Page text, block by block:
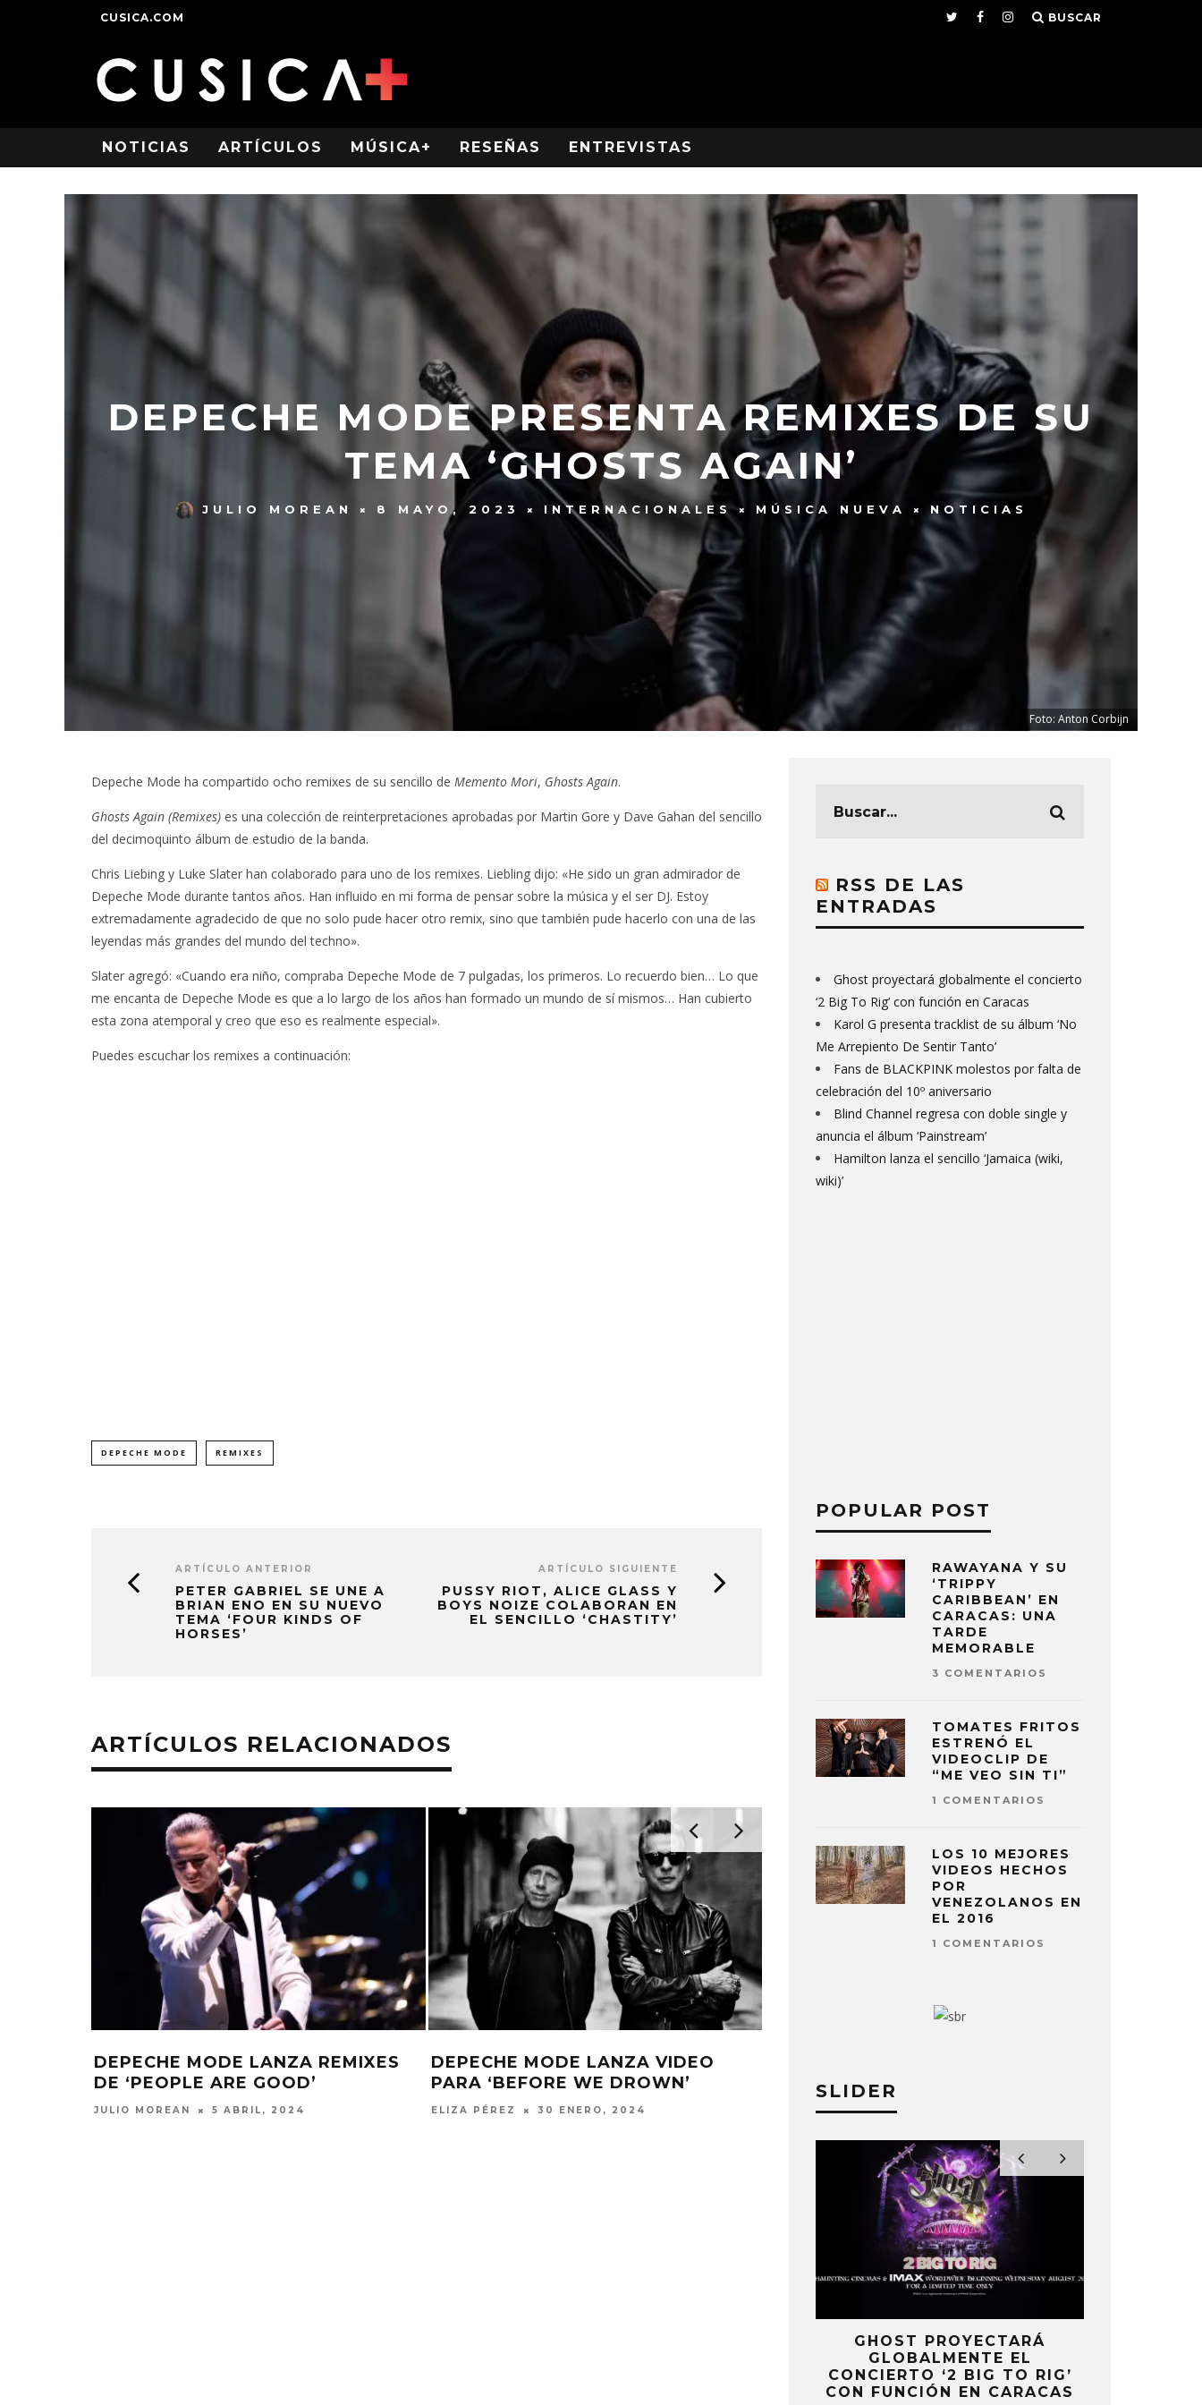
CUSICA.COM BUSCAR
NOTICIAS ARTÍCULOS MÚSICA+ RESEÑAS ENTREVISTAS
DEPECHE MODE PRESENTA REMIXES DE SU
TEMA ‘GHOSTS AGAIN’
JULIO MOREAN 8 MAYO, 2023 INTERNACIONALES MÚSICA NUEVA NOTICIAS
Foto: Anton Corbijn
Depeche Mode ha compartido ocho remixes de su sencillo de Memento Mori, Ghosts Again.
Ghosts Again (Remixes) es una colección de reinterpretaciones aprobadas por Martin Gore y Dave Gahan del sencillo
del decimoquinto álbum de estudio de la banda.
Chris Liebing y Luke Slater han colaborado para uno de los remixes. Liebling dijo: «He sido un gran admirador de
Depeche Mode durante tantos años. Han influido en mi forma de pensar sobre la música y el ser DJ. Estoy
extremadamente agradecido de que no solo pude hacer otro remix, sino que también pude hacerlo con una de las
leyendas más grandes del mundo del techno».
Slater agregó: «Cuando era niño, compraba Depeche Mode de 7 pulgadas, los primeros. Lo recuerdo bien… Lo que
me encanta de Depeche Mode es que a lo largo de los años han formado un mundo de sí mismos… Han cubierto
esta zona atemporal y creo que eso es realmente especial».
Puedes escuchar los remixes a continuación:
DEPECHE MODE REMIXES
ARTÍCULO ANTERIOR
PETER GABRIEL SE UNE A
BRIAN ENO EN SU NUEVO
TEMA ‘FOUR KINDS OF
HORSES’
ARTÍCULO SIGUIENTE
PUSSY RIOT, ALICE GLASS Y
BOYS NOIZE COLABORAN EN
EL SENCILLO ‘CHASTITY’
ARTÍCULOS RELACIONADOS
DEPECHE MODE LANZA REMIXES
DE ‘PEOPLE ARE GOOD’
JULIO MOREAN 5 ABRIL, 2024
DEPECHE MODE LANZA VIDEO
PARA ‘BEFORE WE DROWN’
ELIZA PÉREZ 30 ENERO, 2024
‘WAGGING TONGUE’ DE DEPECHE
MODE
RSS DE LAS
ENTRADAS
Ghost proyectará globalmente el concierto
‘2 Big To Rig’ con función en Caracas
Karol G presenta tracklist de su álbum ‘No
Me Arrepiento De Sentir Tanto’
Fans de BLACKPINK molestos por falta de
celebración del 10º aniversario
Blind Channel regresa con doble single y
anuncia el álbum ‘Painstream’
Hamilton lanza el sencillo ‘Jamaica (wiki,
wiki)’
POPULAR POST
RAWAYANA Y SU
‘TRIPPY
CARIBBEAN’ EN
CARACAS: UNA
TARDE
MEMORABLE
3 COMENTARIOS
TOMATES FRITOS
ESTRENÓ EL
VIDEOCLIP DE
“ME VEO SIN TI”
1 COMENTARIOS
LOS 10 MEJORES
VIDEOS HECHOS
POR
VENEZOLANOS EN
EL 2016
1 COMENTARIOS
SLIDER
GHOST PROYECTARÁ
GLOBALMENTE EL
CONCIERTO ‘2 BIG TO RIG’
CON FUNCIÓN EN CARACAS